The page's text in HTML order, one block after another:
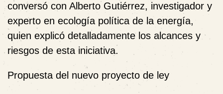
conversó con Alberto Gutiérrez, investigador y
experto en ecología política de la energía,
quien explicó detalladamente los alcances y
riesgos de esta iniciativa.
Propuesta del nuevo proyecto de ley